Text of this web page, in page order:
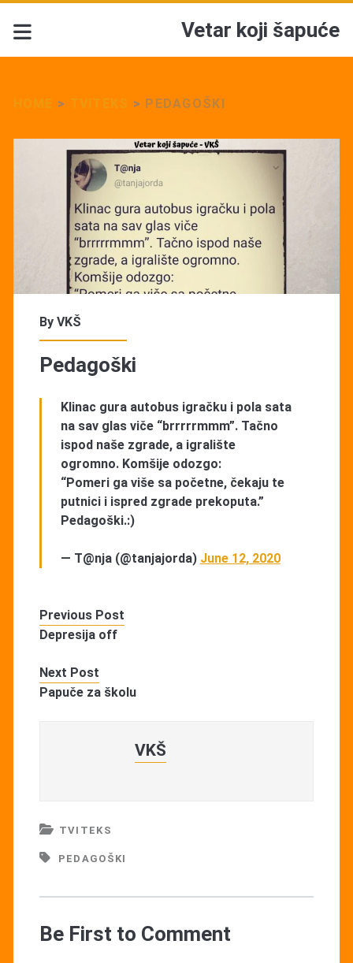
Vetar koji šapuće
> > PEDAGOŠKI
By VKŠ
Pedagoški
Klinac gura autobus igračku i pola sata
na sav glas viče “brrrrrmmm”. Tačno
ispod naše zgrade, a igralište
ogromno. Komšije odozgo:
“Pomeri ga više sa početne, čekaju te
putnici i ispred zgrade prekoputa.”
Pedagoški.:)
— T@nja (@tanjajorda) June 12, 2020
Previous Post
Depresija off
Next Post
Papuče za školu
VKŠ
TVITEKS
PEDAGOŠKI
Be First to Comment